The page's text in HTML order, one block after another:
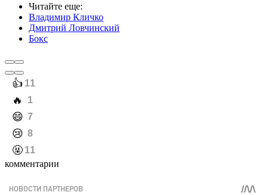
Читайте еще:
Владимир Кличко
Дмитрий Ловчинский
Бокс
️👍 11
️🔥 1
️😄 7
️😢 8
️🤬 11
комментарии